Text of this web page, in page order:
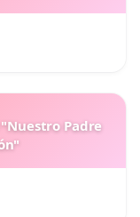
Padre